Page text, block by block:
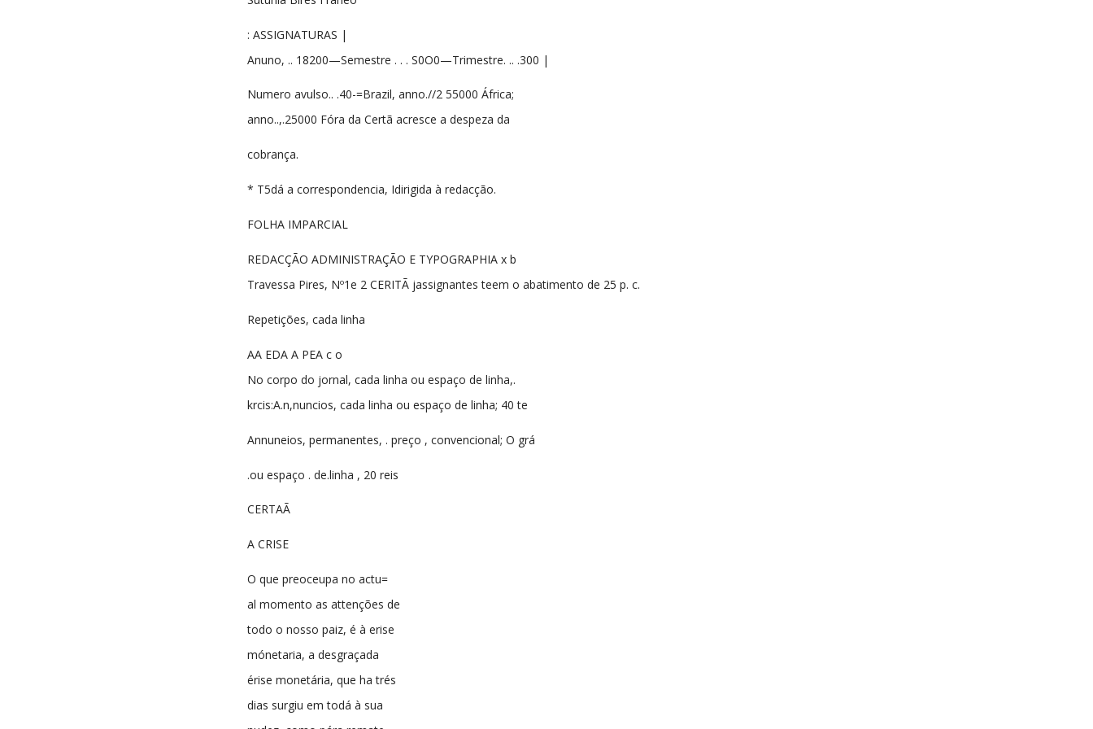
: ASSIGNATURAS |
Anuno, .. 18200—Semestre . . . S0O0—Trimestre. .. .300 |
Numero avulso.. .40-=Brazil, anno.//2 55000 África;
anno..,.25000 Fóra da Certã acresce a despeza da
cobrança.
* T5dá a correspondencia, Idirigida à redacção.
FOLHA IMPARCIAL
REDACÇÃO ADMINISTRAÇÃO E TYPOGRAPHIA x b
Travessa Pires, Nº1e 2 CERITÃ jassignantes teem o abatimento de 25 p. c.
Repetições, cada linha
AA EDA A PEA c o
No corpo do jornal, cada linha ou espaço de linha,.
krcis:A.n,nuncios, cada linha ou espaço de linha; 40 te
Annuneios, permanentes, . preço , convencional; O grá
.ou espaço . de.linha , 20 reis
CERTAÃ
A CRISE
O que preoceupa no actu=
al momento as attenções de
todo o nosso paiz, é à erise
mónetaria, a desgraçada
érise monetária, que ha trés
dias surgiu em todá à sua